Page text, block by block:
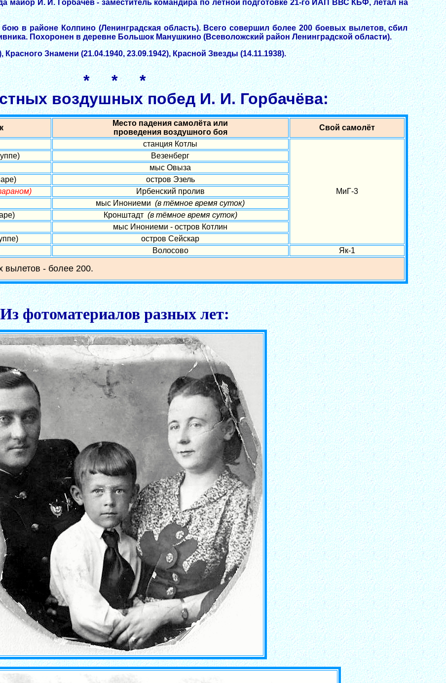
майор И. И. Горбачёв - заместитель командира по лётной подготовке 21-го ИАП ВВС КБФ, летал на
в районе Колпино (Ленинградская область). Всего совершил более 200 боевых вылетов, сбил
Похоронен в деревне Большок Манушкино (Всеволожский район Ленинградской области).
Знамени (21.04.1940, 23.09.1942), Красной Звезды (14.11.1938).
* * *
воздушных побед И. И. Горбачёва:
Место падения самолёта или
проведения воздушного боя
Свой самолёт
станция Котлы
МиГ-3
Везенберг
мыс Овыза
остров Эзель
Ирбенский пролив
мыс Инониеми (в тёмное время суток)
Кронштадт (в тёмное время суток)
мыс Инониеми - остров Котлин
остров Сейскар
Волосово Як-1
вылетов - более 200.
Из фотоматериалов разных лет: